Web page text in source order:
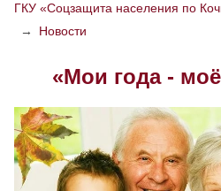
РАЗМЕР
Скрыть
Настройки по
ГКУ «Соцзащита населения по
→
Новости
«Мои года -